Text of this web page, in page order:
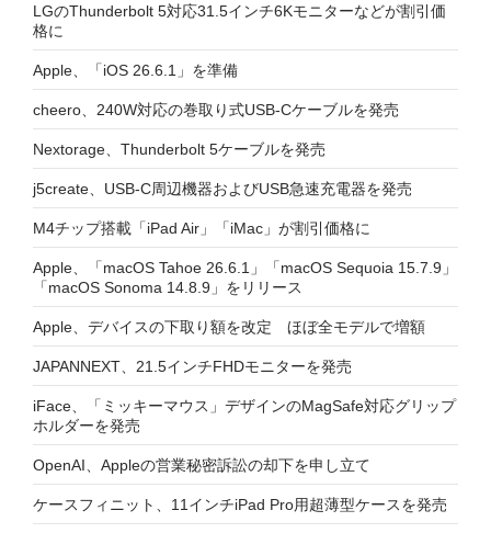
LGのThunderbolt 5対応31.5インチ6Kモニターなどが割引価
格に
Apple、「iOS 26.6.1」を準備
cheero、240W対応の巻取り式USB-Cケーブルを発売
Nextorage、Thunderbolt 5ケーブルを発売
j5create、USB-C周辺機器およびUSB急速充電器を発売
M4チップ搭載「iPad Air」「iMac」が割引価格に
Apple、「macOS Tahoe 26.6.1」「macOS Sequoia 15.7.9」
「macOS Sonoma 14.8.9」をリリース
Apple、デバイスの下取り額を改定 ほぼ全モデルで増額
JAPANNEXT、21.5インチFHDモニターを発売
iFace、「ミッキーマウス」デザインのMagSafe対応グリップ
ホルダーを発売
OpenAI、Appleの営業秘密訴訟の却下を申し立て
ケースフィニット、11インチiPad Pro用超薄型ケースを発売